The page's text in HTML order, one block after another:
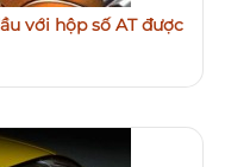
với hộp số AT được